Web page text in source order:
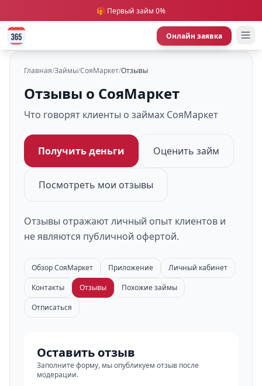
🎁 Первый займ 0%
Онлайн заявка
Главная/Займы/СояМаркет/Отзывы
Отзывы о СояМаркет
Что говорят клиенты о займах СояМаркет
Получить деньги Оценить займ
Посмотреть мои отзывы
Отзывы отражают личный опыт клиентов и
не являются публичной офертой.
Обзор СояМаркет Приложение
Личный кабинет
Контакты
Отзывы
Похожие займы
Отписаться
Оставить отзыв
Заполните форму, мы опубликуем отзыв после
модерации.